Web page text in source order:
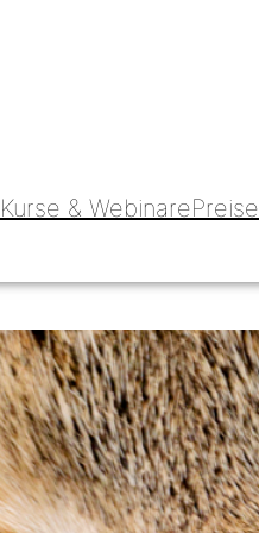
Kurse & WebinarePreise